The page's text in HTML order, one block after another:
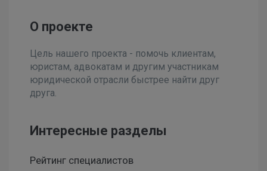
О проекте
Цель нашего проекта - помочь клиентам,
юристам, адвокатам и другим участникам
юридической отрасли быстрее найти друг
друга.
Интересные разделы
Рейтинг специалистов